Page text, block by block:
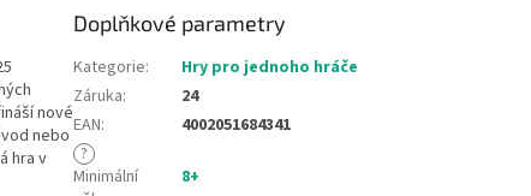
nové
nebo
hra v
Doplňkové parametry
Kategorie:
Hry pro jednoho hráče
Záruka:
24
EAN:
4002051684341
?
Minimální
8+